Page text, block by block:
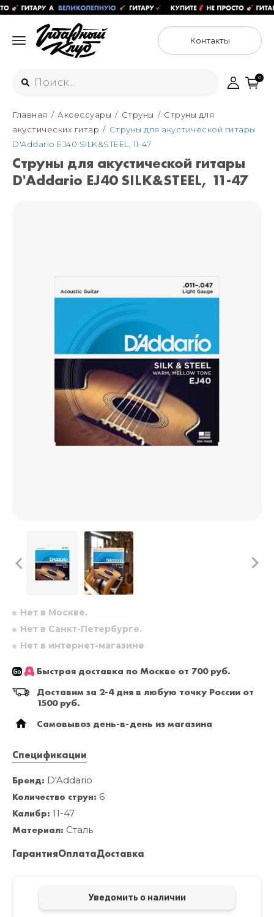
Контакты
Интернет-магазин
+7 (925) 125-54-44
Москва
+7 (925) 176-55-65
ул. Большая Новодмитровская 36с15,
Санкт-Петербург
0
Главная Аксессуары Струны
Струны для
акустических гитар
Струны для акустической гитары
D'Addario EJ40 SILK&STEEL, 11-47
Струны для акустической гитары
D'Addario EJ40 SILK&STEEL, 11-47
Нет в Москве.
Нет в Санкт-Петербурге.
Нет в интернет-магазине
Быстрая доставка по Москве от 700 руб.
Доставим за 2-4 дня в любую точку России от
1500 руб.
Самовывоз день-в-день из магазина
Спецификации
Бренд: D'Addario
Количество струн: 6
Калибр: 11-47
Материал: Сталь
ГарантияОплатаДоставка
Уведомить о наличии